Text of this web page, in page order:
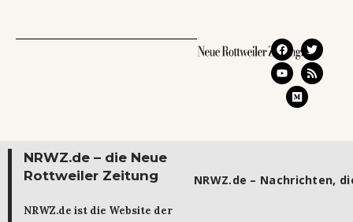
NRWZ.de – die Neue
Rottweiler Zeitung
NRWZ.de ist die Website der
NRWZ.de – Nachrichten,